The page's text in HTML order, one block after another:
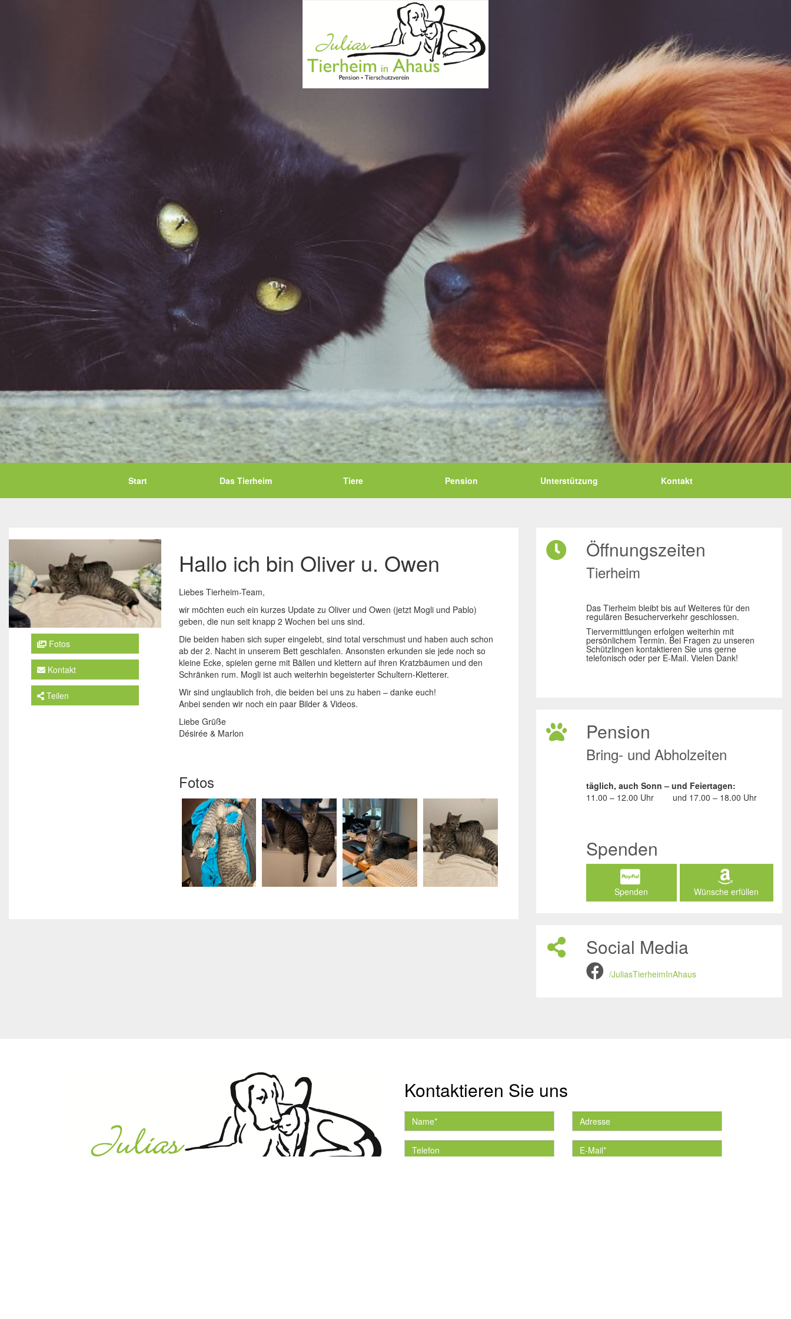
Start Das Tierheim Tiere Pension Unterstützung Kontakt
Fotos
Kontakt
Teilen
Hallo ich bin Oliver u. Owen
Liebes Tierheim-Team,
wir möchten euch ein kurzes Update zu Oliver und Owen (jetzt Mogli und Pablo)
geben, die nun seit knapp 2 Wochen bei uns sind.
Die beiden haben sich super eingelebt, sind total verschmust und haben auch schon
ab der 2. Nacht in unserem Bett geschlafen. Ansonsten erkunden sie jede noch so
kleine Ecke, spielen gerne mit Bällen und klettern auf ihren Kratzbäumen und den
Schränken rum. Mogli ist auch weiterhin begeisterter Schultern-Kletterer.
Wir sind unglaublich froh, die beiden bei uns zu haben – danke euch!
Anbei senden wir noch ein paar Bilder & Videos.
Liebe Grüße
Désirée & Marlon
Fotos
Öffnungszeiten
Tierheim
Das Tierheim bleibt bis auf Weiteres für den
regulären Besucherverkehr geschlossen.
Tiervermittlungen erfolgen weiterhin mit
persönlichem Termin. Bei Fragen zu unseren
Schützlingen kontaktieren Sie uns gerne
telefonisch oder per E-Mail. Vielen Dank!
Pension
Bring- und Abholzeiten
täglich, auch Sonn – und Feiertagen:
11.00 – 12.00 Uhr
und 17.00 – 18.00 Uhr
Spenden
Spenden Wünsche erfüllen
Social Media
/JuliasTierheimInAhaus
Kontaktieren Sie uns